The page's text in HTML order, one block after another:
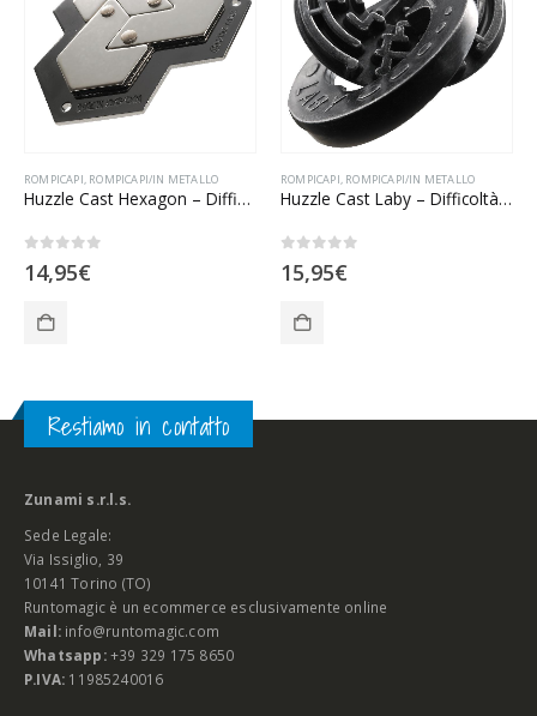
ROMPICAPI, ROMPICAPI/IN METALLO
Huzzle Cast Hexagon – Difficoltà difficile
14,95€
ROMPICAPI, ROMPICAPI/IN METALLO
Huzzle Cast Laby – Difficoltà esperto
15,95€
Restiamo in contatto
Zunami s.r.l.s.
Sede Legale:
Via Issiglio, 39
10141 Torino (TO)
Runtomagic è un ecommerce esclusivamente online
Mail: info@runtomagic.com
Whatsapp: +39 329 175 8650
P.IVA: 11985240016